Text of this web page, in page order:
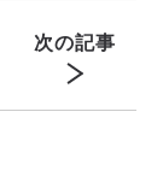
次の記事